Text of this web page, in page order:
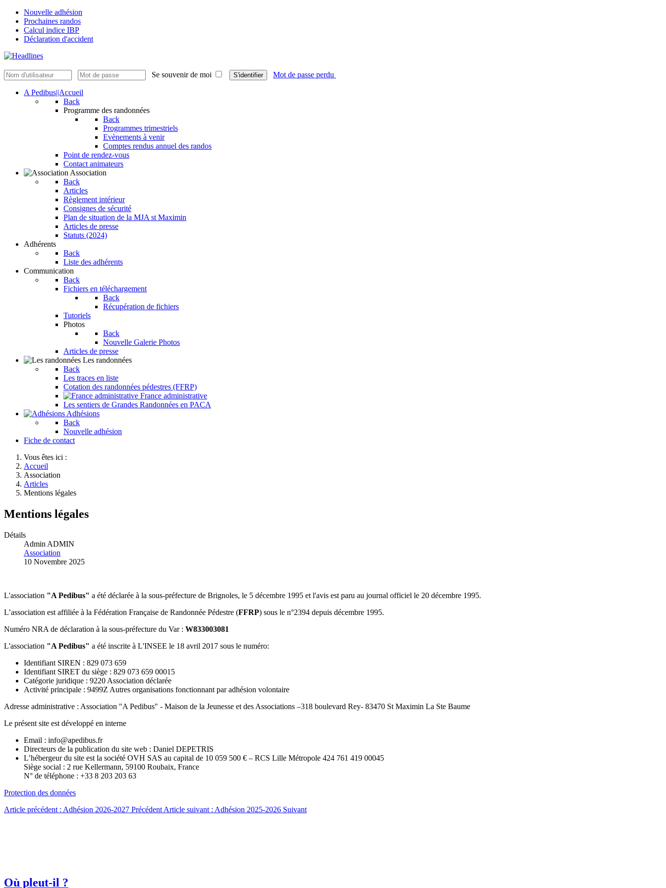
Nouvelle adhésion
Prochaines randos
Calcul indice IBP
Déclaration d'accident
Se souvenir de moi S'identifier Mot de passe perdu
A Pedibus||Accueil
Back
Programme des randonnées
Back
Programmes trimestriels
Evènements à venir
Comptes rendus annuel des randos
Point de rendez-vous
Contact animateurs
Association
Back
Articles
Règlement intérieur
Consignes de sécurité
Plan de situation de la MJA st Maximin
Articles de presse
Statuts (2024)
Adhérents
Back
Liste des adhérents
Communication
Back
Fichiers en téléchargement
Back
Récupération de fichiers
Tutoriels
Photos
Back
Nouvelle Galerie Photos
Articles de presse
Les randonnées
Back
Les traces en liste
Cotation des randonnées pédestres (FFRP)
France administrative
Les sentiers de Grandes Randonnées en PACA
Adhésions
Back
Nouvelle adhésion
Fiche de contact
Vous êtes ici :
Accueil
Association
Articles
Mentions légales
Mentions légales
Détails
Admin ADMIN
Association
10 Novembre 2025
L'association "A Pedibus" a été déclarée à la sous-préfecture de Brignoles, le 5 décembre 1995 et l'avis est paru au journal officiel le 20 décembre 1995.
L’association est affiliée à la Fédération Française de Randonnée Pédestre (FFRP) sous le n°2394 depuis décembre 1995.
Numéro NRA de déclaration à la sous-préfecture du Var : W833003081
L'association "A Pedibus" a été inscrite à L'INSEE le 18 avril 2017 sous le numéro:
Identifiant SIREN : 829 073 659
Identifiant SIRET du siège : 829 073 659 00015
Catégorie juridique : 9220 Association déclarée
Activité principale : 9499Z Autres organisations fonctionnant par adhésion volontaire
Adresse administrative : Association "A Pedibus" - Maison de la Jeunesse et des Associations –318 boulevard Rey‐ 83470 St Maximin La Ste Baume
Le présent site est développé en interne
Email : info@apedibus.fr
Directeurs de la publication du site web : Daniel DEPETRIS
L’hébergeur du site est la société OVH SAS au capital de 10 059 500 € – RCS Lille Métropole 424 761 419 00045
Siège social : 2 rue Kellermann, 59100 Roubaix, France
N° de téléphone : +33 8 203 203 63
Protection des données
Article précédent : Adhésion 2026-2027 Précédent Article suivant : Adhésion 2025-2026 Suivant
Où pleut-il ?